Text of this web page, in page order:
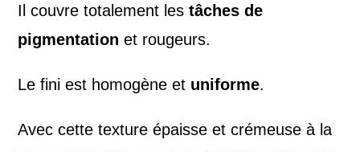
Il couvre totalement lestâches de
pigmentation et rougeurs.
Le fini est homogène et uniforme.
Avec cette texture épaisse et crémeuse à la